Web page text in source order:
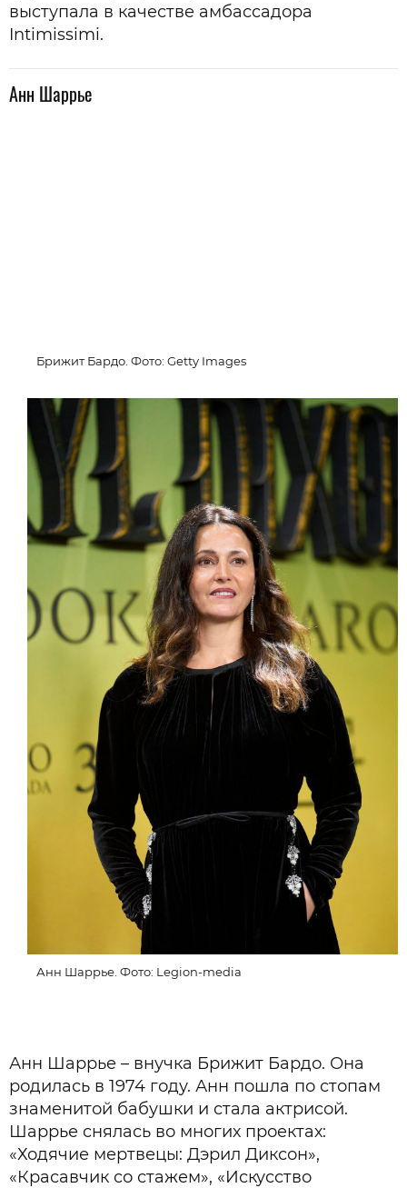
выступала в качестве амбассадора
Intimissimi.
Анн Шаррье
Брижит Бардо. Фото: Getty Images
Анн Шаррье. Фото: Legion-media
Анн Шаррье – внучка Брижит Бардо. Она
родилась в 1974 году. Анн пошла по стопам
знаменитой бабушки и стала актрисой.
Шаррье снялась во многих проектах:
«Ходячие мертвецы: Дэрил Диксон»,
«Красавчик со стажем», «Искусство